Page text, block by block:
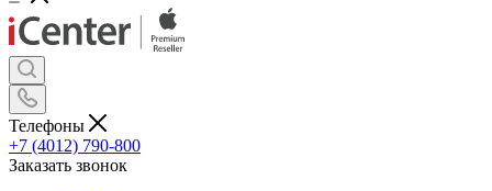
Телефоны
+7 (4012) 790-800
Заказать звонок